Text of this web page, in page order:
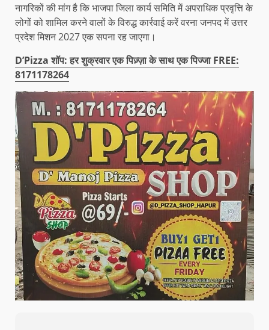
नागरिकों की मांग है कि भाजपा जिला कार्य समिति में अपराधिक प्रवृत्ति के
लोगों को शामिल करने वालों के विरुद्ध कार्रवाई करें वरना जनपद में उत्तर
प्रदेश मिशन 2027 एक सपना रह जाएगा।
D’Pizza शॉप: हर शुक्रवार एक पिज़्ज़ा के साथ एक पिज्जा FREE:
8171178264